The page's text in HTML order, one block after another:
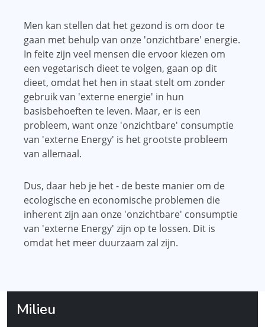
Men kan stellen dat het gezond is om door te
gaan met behulp van onze 'onzichtbare' energie.
In feite zijn veel mensen die ervoor kiezen om
een ​​vegetarisch dieet te volgen, gaan op dit
dieet, omdat het hen in staat stelt om zonder
gebruik van 'externe energie' in hun
basisbehoeften te leven. Maar, er is een
probleem, want onze 'onzichtbare' consumptie
van 'externe Energy' is het grootste probleem
van allemaal.
Dus, daar heb je het - de beste manier om de
ecologische en economische problemen die
inherent zijn aan onze 'onzichtbare' consumptie
van 'externe Energy' zijn op te lossen. Dit is
omdat het meer duurzaam zal zijn.
Milieu